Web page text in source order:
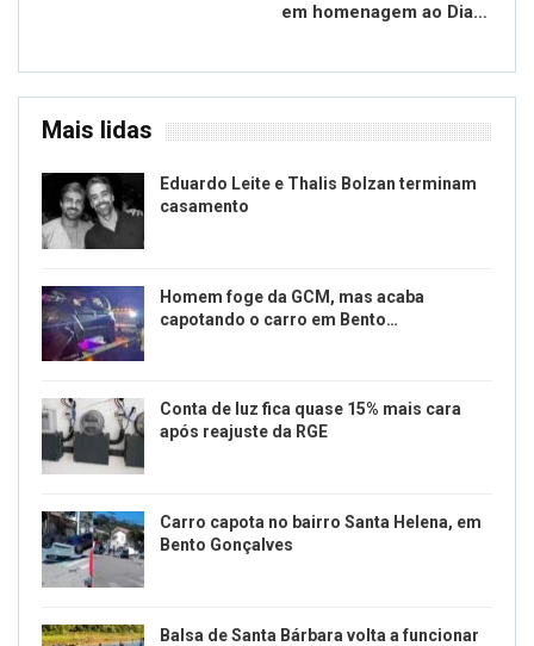
em homenagem ao Dia…
Mais lidas
Eduardo Leite e Thalis Bolzan terminam
casamento
Homem foge da GCM, mas acaba
capotando o carro em Bento…
Conta de luz fica quase 15% mais cara
após reajuste da RGE
Carro capota no bairro Santa Helena, em
Bento Gonçalves
Balsa de Santa Bárbara volta a funcionar